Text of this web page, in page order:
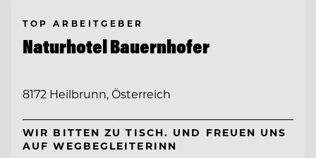
TOP ARBEITGEBER
Naturhotel Bauernhofer
8172 Heilbrunn, Österreich
WIR BITTEN ZU TISCH. UND FREUEN UNS
AUF WEGBEGLEITERINN